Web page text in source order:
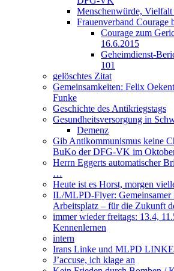
Menschenwürde,
Frauenverband Courage
Courage zum
16.6.2015
Geheimdienst-
101
gelöschtes Zitat
Gemeinsamkeiten: Felix
Funke
Geschichte des Antikriegstags
Gesundheitsversorgung in
Demenz
Gib Antikommunismus keine
BuKo der DFG-VK im
Herrn Eggerts automatischer
…
Heute ist es Horst, morgen
IL/MLPD-Flyer: Gemeinsamer
Arbeitsplatz – für die Zukunft
immer wieder freitags: 13.4,
Kennenlernen
intern
Irans Linke und MLPD LINKE
J’accuse, ich klage an